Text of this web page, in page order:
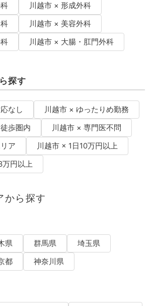
川越市 × 形成外科
川越市 × 美容外科
川越市 × 大腸・肛門外科
探す
なし
川越市 × ゆったりめ勤務
歩圏内
川越市 × 専門医不問
ア
川越市 × 1日10万円以上
万円以上
から探す
県 群馬県
埼玉県
都 神奈川県